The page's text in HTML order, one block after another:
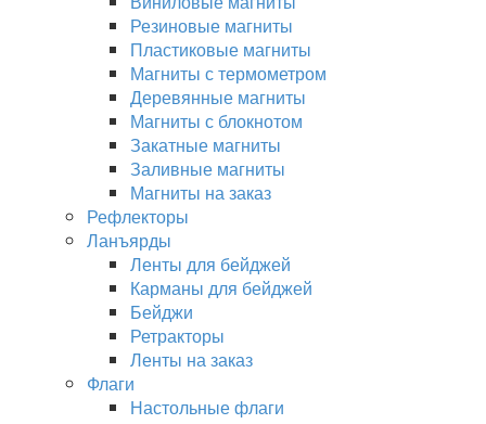
Резиновые магниты
Пластиковые магниты
Магниты с термометром
Деревянные магниты
Магниты с блокнотом
Закатные магниты
Заливные магниты
Магниты на заказ
Рефлекторы
Ланъярды
Ленты для бейджей
Карманы для бейджей
Бейджи
Ретракторы
Ленты на заказ
Флаги
Настольные флаги